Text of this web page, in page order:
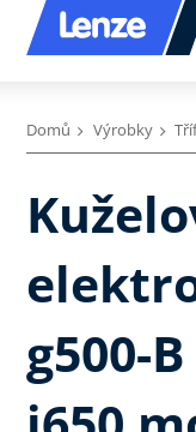
Domů Výrobky
g500-